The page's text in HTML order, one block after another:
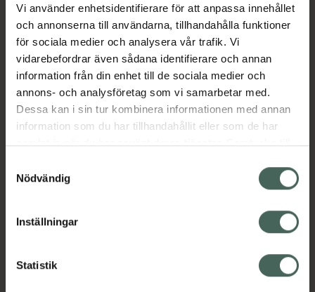
Vi använder enhetsidentifierare för att anpassa innehållet
och annonserna till användarna, tillhandahålla funktioner
för sociala medier och analysera vår trafik. Vi
vidarebefordrar även sådana identifierare och annan
information från din enhet till de sociala medier och
annons- och analysföretag som vi samarbetar med.
Dessa kan i sin tur kombinera informationen med annan
information som du har tillhandahållit eller som de har
samlat in när du har använt deras tjänster. Samtycke till
återkalla ditt samtycke via webbplatsens
cookieinställningar. Ett återkallat samtycke påverkar inte
lagligheten av behandling som skett innan återkallelsen.
Nödvändig
Inställningar
Statistik
Aktuella erbjudanden
Beskrivning Dölj
EAN:04750232022122
syd till Lappland i norr, och online i mobilen och på